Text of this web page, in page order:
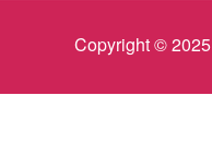
Copyright ©